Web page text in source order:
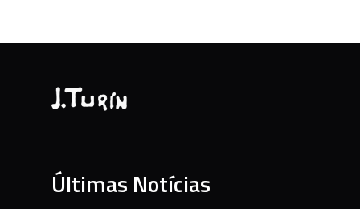
Últimas Notícias